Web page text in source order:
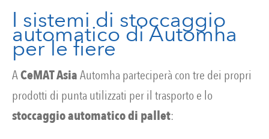
I sistemi di stoccaggio
automatico di Automha
per le fiere
ACeMAT AsiaAutomha parteciperà con tre dei propri
prodotti di punta utilizzati per il trasporto e lo
stoccaggio automatico di pallet: